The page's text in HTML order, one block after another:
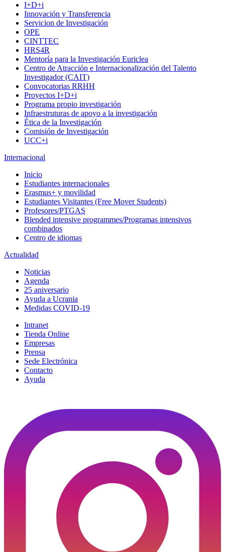
I+D+i
Innovación y Transferencia
Servicion de Investigación
OPE
CINTTEC
HRS4R
Mentoría para la Investigación Euriclea
Centro de Atracción e Internacionalización del Talento
Investigador (CAIT)
Convocatorias RRHH
Proyectos I+D+i
Programa propio investigación
Infraestruturas de apoyo a la investigación
Ética de la Investigación
Comisión de Investigación
UCC+i
Internacional
Inicio
Estudiantes internacionales
Erasmus+ y movilidad
Estudiantes Visitantes (Free Mover Students)
Profesores/PTGAS
Blended intensive programmes/Programas intensivos
combinados
Centro de idiomas
Actualidad
Noticias
Agenda
25 aniversario
Ayuda a Ucrania
Medidas COVID-19
Intranet
Tienda Online
Empresas
Prensa
Sede Electrónica
Contacto
Ayuda